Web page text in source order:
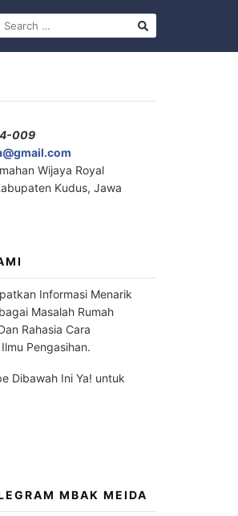
009
Wijaya Royal
Kudus, Jawa
Informasi Menarik
Masalah Rumah
Rahasia Cara
Pengasihan.
Dibawah Ini Ya! untuk
MBAK MEIDA